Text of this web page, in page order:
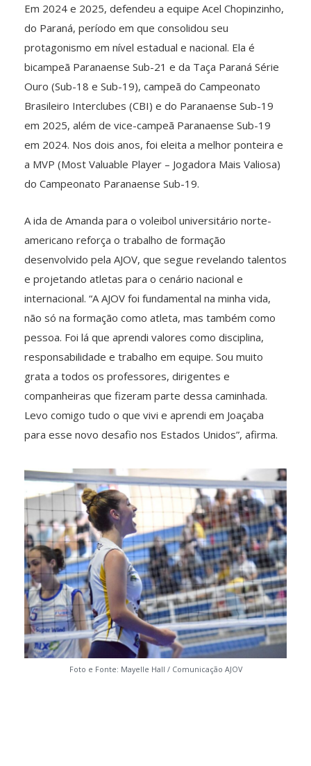
Em 2024 e 2025, defendeu a equipe Acel Chopinzinho,
do Paraná, período em que consolidou seu
protagonismo em nível estadual e nacional. Ela é
bicampeã Paranaense Sub-21 e da Taça Paraná Série
Ouro (Sub-18 e Sub-19), campeã do Campeonato
Brasileiro Interclubes (CBI) e do Paranaense Sub-19
em 2025, além de vice-campeã Paranaense Sub-19
em 2024. Nos dois anos, foi eleita a melhor ponteira e
a MVP (Most Valuable Player – Jogadora Mais Valiosa)
do Campeonato Paranaense Sub-19.
A ida de Amanda para o voleibol universitário norte-
americano reforça o trabalho de formação
desenvolvido pela AJOV, que segue revelando talentos
e projetando atletas para o cenário nacional e
internacional. “A AJOV foi fundamental na minha vida,
não só na formação como atleta, mas também como
pessoa. Foi lá que aprendi valores como disciplina,
responsabilidade e trabalho em equipe. Sou muito
grata a todos os professores, dirigentes e
companheiras que fizeram parte dessa caminhada.
Levo comigo tudo o que vivi e aprendi em Joaçaba
para esse novo desafio nos Estados Unidos”, afirma.
Foto e Fonte: Mayelle Hall / Comunicação AJOV